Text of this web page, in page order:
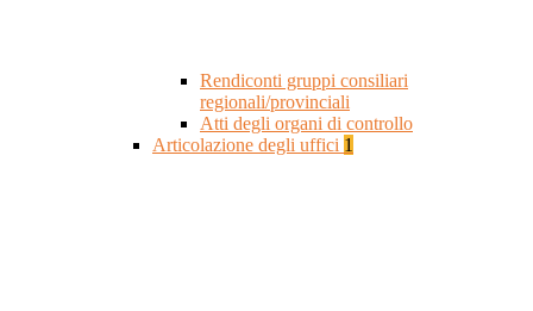
Rendiconti gruppi consiliari
regionali/provinciali
Atti degli organi di controllo
Articolazione degli uffici 1